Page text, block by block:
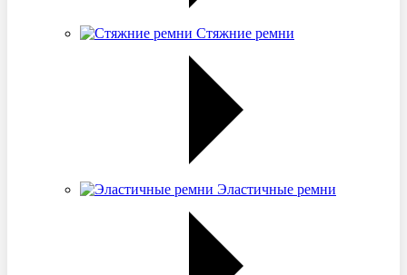
Стяжние ремни
Эластичные ремни